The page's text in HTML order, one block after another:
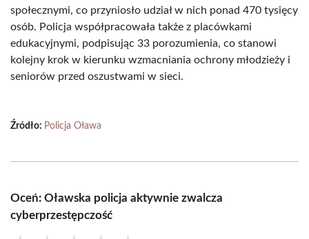
społecznymi, co przyniosło udział w nich ponad 470 tysięcy
osób. Policja współpracowała także z placówkami
edukacyjnymi, podpisując 33 porozumienia, co stanowi
kolejny krok w kierunku wzmacniania ochrony młodzieży i
seniorów przed oszustwami w sieci.
Źródło: Policja Oława
Oceń: Oławska policja aktywnie zwalcza
cyberprzestępczość